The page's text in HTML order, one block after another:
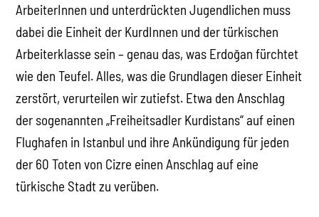
ArbeiterInnen und unterdrückten Jugendlichen muss
dabei die Einheit der KurdInnen und der türkischen
Arbeiterklasse sein – genau das, was Erdoğan fürchtet
wie den Teufel. Alles, was die Grundlagen dieser Einheit
zerstört, verurteilen wir zutiefst. Etwa den Anschlag
der sogenannten „Freiheitsadler Kurdistans“ auf einen
Flughafen in Istanbul und ihre Ankündigung für jeden
der 60 Toten von Cizre einen Anschlag auf eine
türkische Stadt zu verüben.